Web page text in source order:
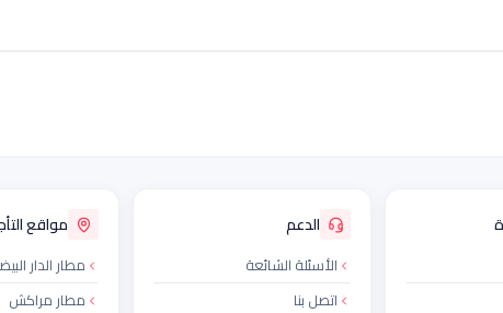
الدعم
الأسئلة الشائعة
اتصل بنا
مواقع
مطار الدار
مطار مراكش